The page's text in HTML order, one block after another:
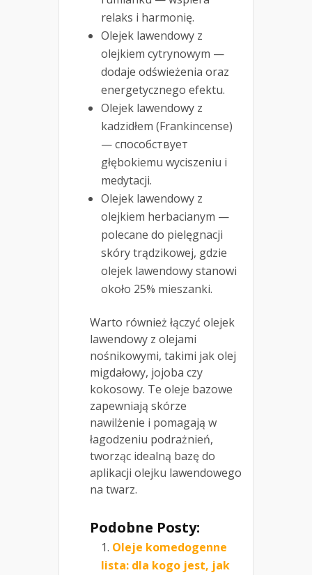
relaks i harmonię.
Olejek lawendowy z
olejkiem cytrynowym —
dodaje odświeżenia oraz
energetycznego efektu.
Olejek lawendowy z
kadzidłem (Frankincense)
— способствует
głębokiemu wyciszeniu i
medytacji.
Olejek lawendowy z
olejkiem herbacianym —
polecane do pielęgnacji
skóry trądzikowej, gdzie
olejek lawendowy stanowi
około 25% mieszanki.
Warto również łączyć olejek
lawendowy z olejami
nośnikowymi, takimi jak olej
migdałowy, jojoba czy
kokosowy. Te oleje bazowe
zapewniają skórze
nawilżenie i pomagają w
łagodzeniu podrażnień,
tworząc idealną bazę do
aplikacji olejku lawendowego
na twarz.
Podobne Posty:
Oleje komedogenne
lista: dla kogo jest, jak